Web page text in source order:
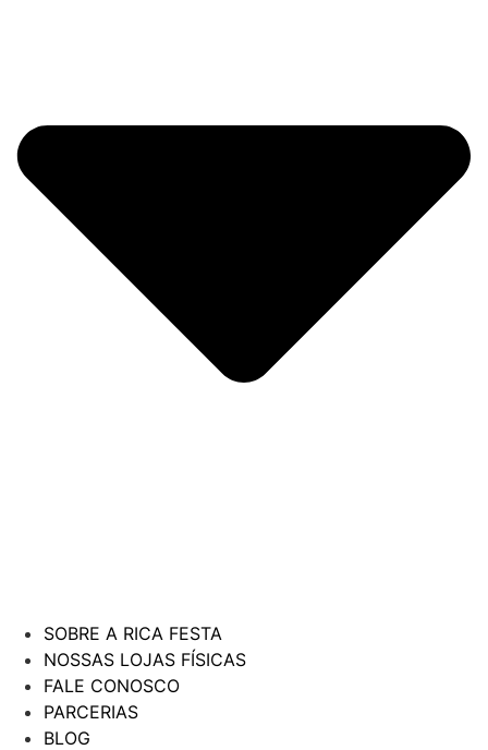
SOBRE A RICA FESTA
NOSSAS LOJAS FÍSICAS
FALE CONOSCO
PARCERIAS
BLOG